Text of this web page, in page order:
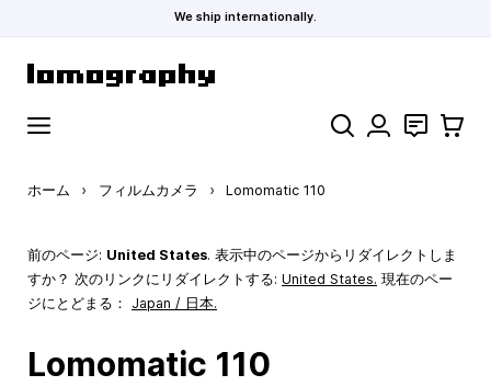
We ship internationally.
検索 お問い合わ
カート
ホーム › フィルムカメラ › Lomomatic 110
前のページ: United States. 表示中のページからリダイレクトしま
すか？ 次のリンクにリダイレクトする: United States. 現在のペー
ジにとどまる： Japan / 日本.
Lomomatic 110